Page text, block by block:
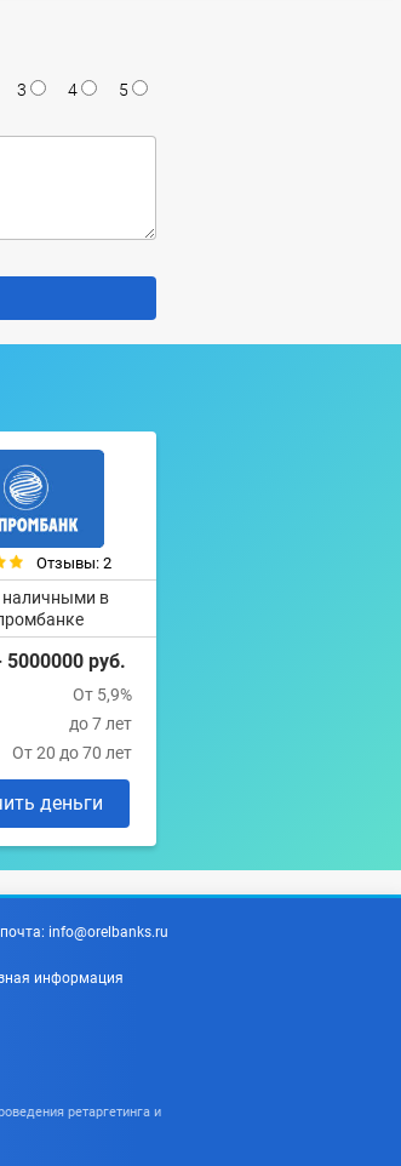
3 4 5
Отзывы: 2
наличными в
5000000 руб.
От 5,9%
до 7 лет
От 20 до 70 лет
деньги
info@orelbanks.ru
информация
ретаргетинга и